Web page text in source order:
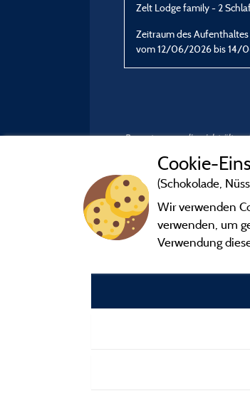
Zelt Lodge family - 2
Zeitraum des Aufenthaltes
vom 12/06/2026 bis 14/
Bewertungen, die nicht älter
Cookie-
(Schokolade,
Wir verwenden
verwenden, um
Verwendung